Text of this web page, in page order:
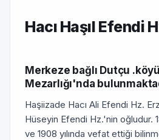
Hacı Haşıl Efendi
Merkeze bağlı Dutçu
Mezarlığı'nda
Haşiizade Hacı Ali Efendi Hz.
Hüseyin Efendi Hz.'nin oğludur.
ve 1908 yılında vefat ettiği